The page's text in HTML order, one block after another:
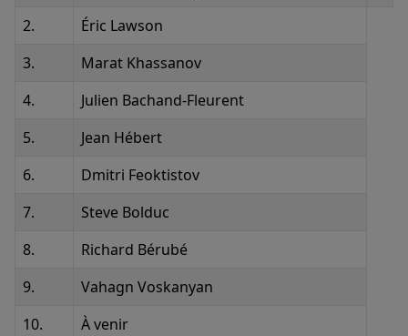
2.
Éric Lawson
3.
Marat Khassanov
4.
Julien Bachand-Fleurent
5.
Jean Hébert
6.
Dmitri Feoktistov
7.
Steve Bolduc
8.
Richard Bérubé
9.
Vahagn Voskanyan
10.
À venir